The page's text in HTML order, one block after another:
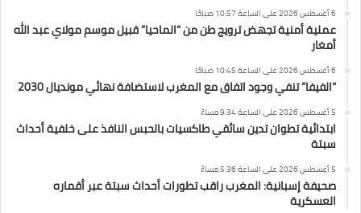
6 أغسطس 2026 على الساعة 10:57 صباحًا
عملية أمنية تجهض ترويج طن من “الماحيا” قبيل موسم مولاي عبد الله
أمغار
6 أغسطس 2026 على الساعة 10:45 صباحًا
“الفيفا” تنفي وجود اتفاق مع المغرب لاستضافة نهائي مونديال 2030
5 أغسطس 2026 على الساعة 9:34 مساءً
ابتدائية تطوان تدين سائقي طاكسيات بالحبس النافذ على خلفية أحداث
سبتة
5 أغسطس 2026 على الساعة 5:36 مساءً
صحيفة إسبانية: المغرب راقب تطورات أحداث سبتة عبر أقماره
العسكرية